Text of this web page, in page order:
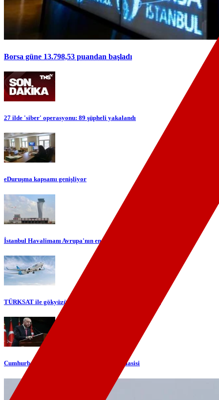
Borsa güne 13.798,53 puandan başladı
27 ilde 'siber' operasyonu: 89 şüpheli yakalandı
eDuruşma kapsamı genişliyor
İstanbul Havalimanı Avrupa'nın en yoğun havalimanı oldu
TÜRKSAT ile gökyüzünde yerli internet dönemi başlıyor
Cumhurbaşkanı Erdoğan'dan telefon diplomasisi